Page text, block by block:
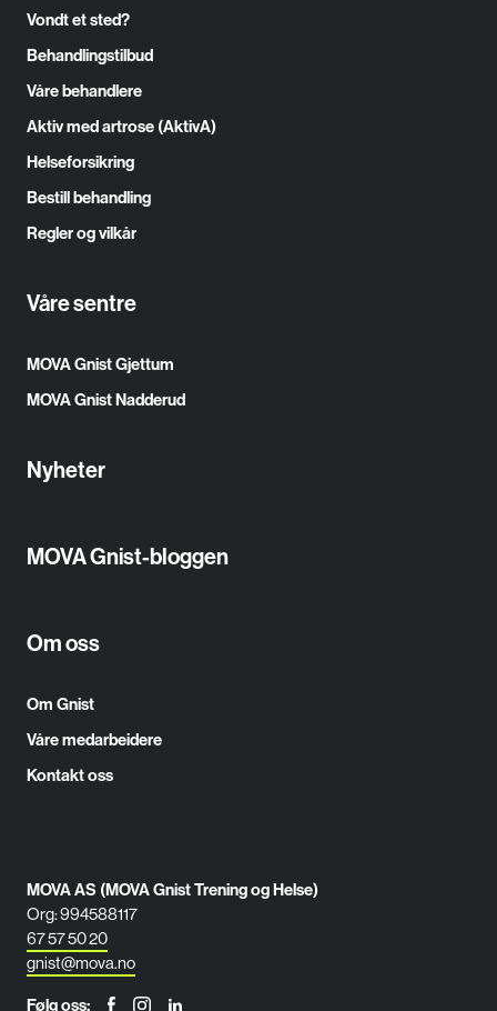
Vondt et sted?
Behandlingstilbud
Våre behandlere
Aktiv med artrose (AktivA)
Helseforsikring
Bestill behandling
Regler og vilkår
Våre sentre
MOVA Gnist Gjettum
MOVA Gnist Nadderud
Nyheter
MOVA Gnist-bloggen
Om oss
Om Gnist
Våre medarbeidere
Kontakt oss
MOVA AS (MOVA Gnist Trening og Helse)
Org: 994588117
67 57 50 20
gnist@mova.no
Følg oss:
Godta alle